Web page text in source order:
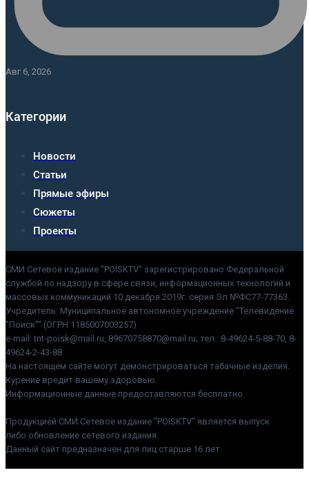
Авг 6, 2026
Категории
Новости
Статьи
Прямые эфиры
Сюжеты
Проекты
СМИ Сетевое издание "POISKTV" зарегистрировано Федеральной
службой по надзору в сфере связи, информационных технологий и
массовых коммуникаций 10 декабря 2019г. серия Эл №ФС77-77363.
Учредитель: Муниципальное автономное учреждение "Телевидение
"Поиск"" (ОГРН 1185007003257)
e-mail: tnt-poisk@mail.ru, 89670758870@mail.ru; тел.: 8-49624-5-88-70, 8-
49624-2-43-88
На настоящем сайте могут демонстрироваться табачные изделия.
Курение вредит вашему здоровью.
Информационные данные предоставляются бесплатно.
Продукцией СМИ Сетевое издание "POISKTV" является выпуск
либо обновление сетевого издания.
Данный сайт предназначен для лиц старше 16 лет.